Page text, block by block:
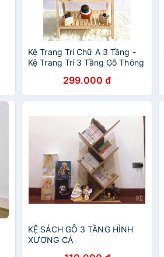
Kệ Trang Trí Chữ A 3 Tầng -
Kệ Trang Trí 3 Tầng Gỗ Thông
299.000 đ
KỆ SÁCH GỖ 3 TẦNG HÌNH
XƯƠNG CÁ